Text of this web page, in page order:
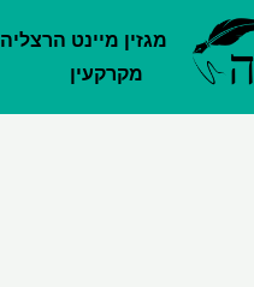
מגזין מיינט הרצליה
מקרקעין